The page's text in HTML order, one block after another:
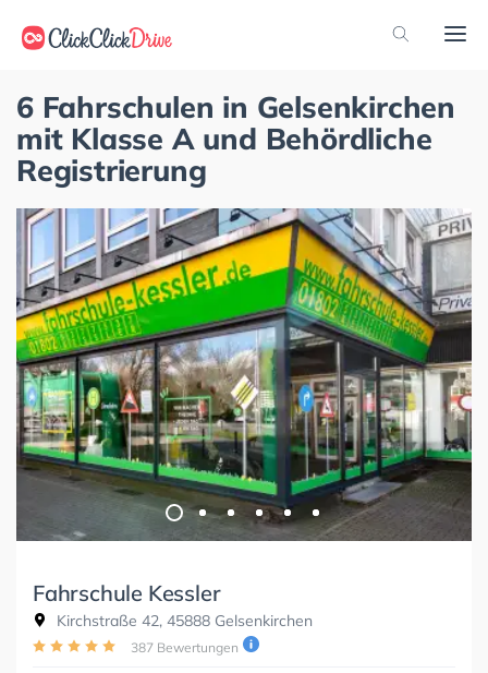
6 Fahrschulen in Gelsenkirchen
mit Klasse A und Behördliche
Registrierung
Fahrschule Kessler
Kirchstraße 42, 45888 Gelsenkirchen
387 Bewertungen